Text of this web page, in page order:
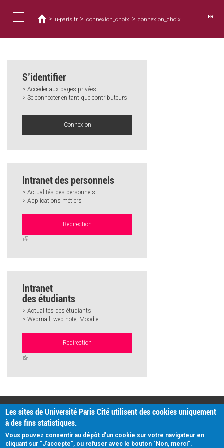
contenu
navigation
êtes
ici
> u-paris.fr > connexion_choix > connexion_choix FR
S’identifier
> Accéder aux pages privées
> Se connecter en tant que contributeurs
Connexion
Intranet des personnels
> Actualités des personnels
> Applications métiers
Redirection
(link
Intranet
des étudiants
> Actualités des étudiants
> Webmail, web note, Moodle...
Redirection
(link
PRATIQUE
Plan d'accès
Intranet
Mentions légales
Données personnelles
Les sites de Université Paris Cité utilisent des cookies uniquement
à des fins statistiques.
Vous pouvez consentir au dépôt d'un cookie sur votre navigateur en
cliquant sur "J'accepte", ou refuser avec le bouton "Non, merci".